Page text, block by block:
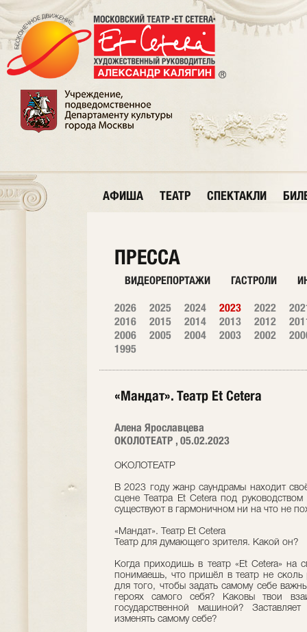
АФИША ТЕАТР СПЕКТАКЛИ
ПРЕССА
ВИДЕОРЕПОРТАЖИ ГАСТРОЛИ
2026 2025 2024 2023 2022
2016
2015 2014 2013 2012
2006
2005 2004 2003 2002
1995
«Мандат». Театр Et Cetera
Алена Ярославцева
ОКОЛОТЕАТР , 05.02.2023
ОКОЛОТЕАТР
В 2023 году жанр саундрамы находит
сцене Театра Et Cetera под
существуют в гармоничном ни на что не
«Мандат». Театр Et Cetera
Театр для думающего зрителя. Какой он?
Когда приходишь в театр «Et Cetera» на
понимаешь, что пришёл в театр не сколь
для того, чтобы задать самому себе
героях самого себя? Каковы твои
государственной машиной?
изменять самому себе?